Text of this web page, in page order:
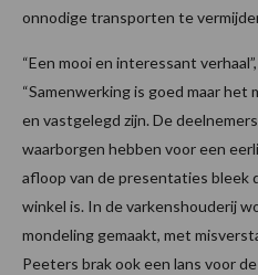
onnodige transporten te
“Een mooi en interessant
“Samenwerking is goed maar
en vastgelegd zijn. De
waarborgen hebben voor een
afloop van de presentaties bleek
winkel is. In de varkenshouderij
mondeling gemaakt, met
Peeters brak ook een lans voor